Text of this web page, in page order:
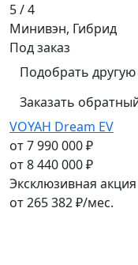
5 / 4
Минивэн, Гибрид
Под заказ
Подобрать
Заказать
VOYAH Dream EV
от 7 990 000 ₽
от 8 440 000 ₽
Эксклюзивная акция
от265 382₽/мес.